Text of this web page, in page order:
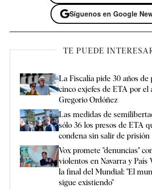
Síguenos en Google
TE PUEDE
La Fiscalía pide 30 años de
cinco exjefes de ETA por el
Gregorio Ordóñez
Las medidas de
sólo 36 los presos de ETA
condena sin salir de prisión
Vox promete "denuncias"
violentos en Navarra y País
la final del Mundial: "El
sigue existiendo"